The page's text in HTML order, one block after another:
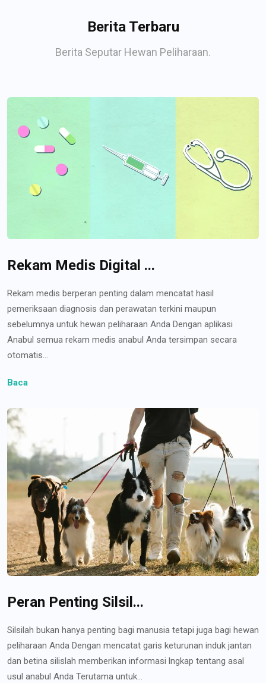
Berita Terbaru
Berita Seputar Hewan Peliharaan.
Rekam Medis Digital ...
Rekam medis berperan penting dalam mencatat hasil
pemeriksaan diagnosis dan perawatan terkini maupun
sebelumnya untuk hewan peliharaan Anda Dengan aplikasi
Anabul semua rekam medis anabul Anda tersimpan secara
otomatis...
Baca
Peran Penting Silsil...
Silsilah bukan hanya penting bagi manusia tetapi juga bagi hewan
peliharaan Anda Dengan mencatat garis keturunan induk jantan
dan betina silislah memberikan informasi lngkap tentang asal
usul anabul Anda Terutama untuk...